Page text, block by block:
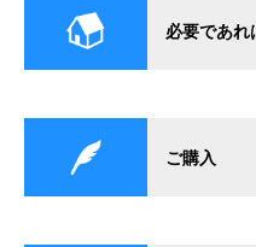
必要であれ
ご購入